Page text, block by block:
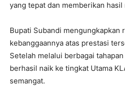
yang tepat dan memberikan hasil
Bupati Subandi mengungkapkan
kebanggaannya atas prestasi
Setelah melalui berbagai
berhasil naik ke tingkat Utama
semangat.